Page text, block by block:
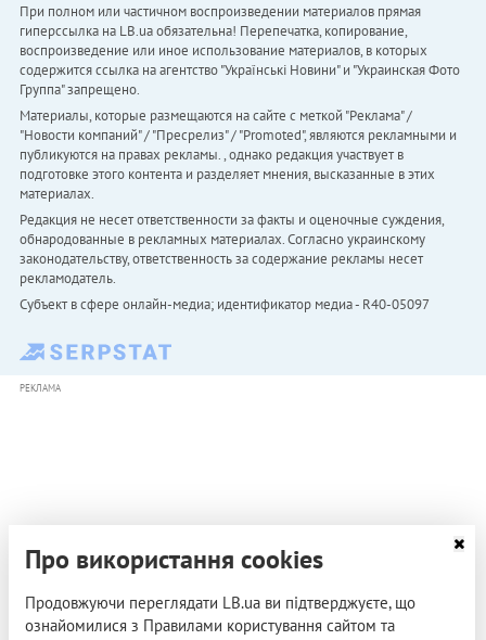
При полном или частичном воспроизведении материалов прямая
гиперссылка на LB.ua обязательна! Перепечатка, копирование,
воспроизведение или иное использование материалов, в которых
содержится ссылка на агентство "Українськi Новини" и "Украинская Фото
Группа" запрещено.
Материалы, которые размещаются на сайте с меткой "Реклама" /
"Новости компаний" / "Пресрелиз" / "Promoted", являются рекламными и
публикуются на правах рекламы. , однако редакция участвует в
подготовке этого контента и разделяет мнения, высказанные в этих
материалах.
Редакция не несет ответственности за факты и оценочные суждения,
обнародованные в рекламных материалах. Согласно украинскому
законодательству, ответственность за содержание рекламы несет
рекламодатель.
Субъект в сфере онлайн-медиа; идентификатор медиа - R40-05097
РЕКЛАМА
Про використання cookies
Продовжуючи переглядати LB.ua ви підтверджуєте, що
ознайомилися з Правилами користування сайтом та